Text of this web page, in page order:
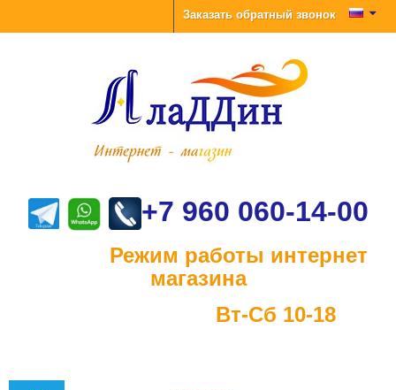
Заказать обратный звонок
+7 960 060-14-00
Режим работы интернет
магазина
Вт-Сб 10-18